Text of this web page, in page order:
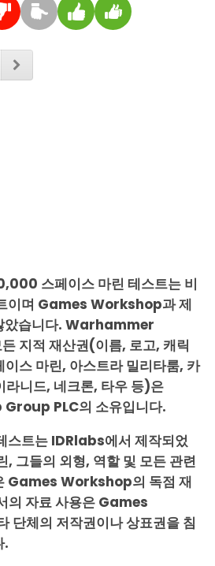
스페이스 마린 테스트는 비
이며 Games Workshop과 제
았습니다. Warhammer
지적 재산권(이름, 로고, 캐릭
이스 마린, 아스트라 밀리타룸, 카
라니드, 네크론, 타우 등)은
PLC의 소유입니다.
스트는 IDRlabs에서 제작되었
, 그들의 외형, 역할 및 모든 관련
Games Workshop의 독점 재
의 자료 사용은 Games
체의 저작권이나 상표권을 침
.